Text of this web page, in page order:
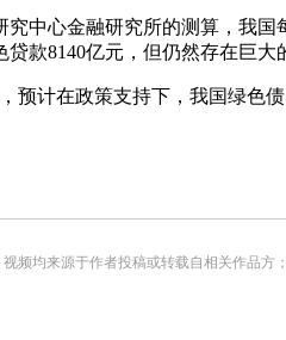
心金融研究所的测算，我国
款8140亿元，但仍然存在巨大
计在政策支持下，我国绿色债
均来源于作者投稿或转载自相关作品方